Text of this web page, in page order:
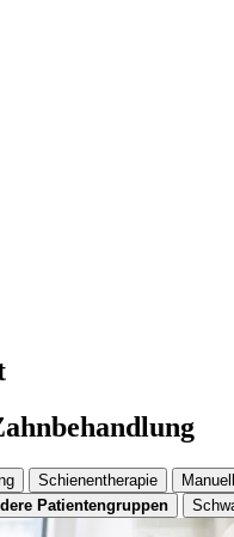
Schienentherapie
Patientengruppen